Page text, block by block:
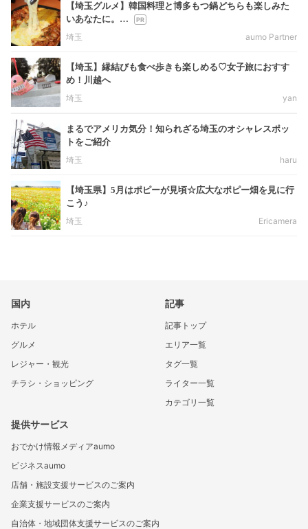
【埼玉グルメ】韓国料理と博多もつ鍋どちらも楽しみた
いあなたに。…
埼玉
aumo Partner
【埼玉】縁結びも食べ歩きも楽しめる♡女子旅におすす
め！川越へ
埼玉
yan
まるでアメリカ気分！知られざる埼玉のオシャレスポッ
トをご紹介
埼玉
haru
【埼玉県】5月はポピーが見頃☆広大なポピー畑を見に行
こう♪
埼玉
Ericamera
国内
ホテル
グルメ
レジャー・観光
チラシ・ショッピング
記事
記事トップ
エリア一覧
タグ一覧
ライター一覧
カテゴリ一覧
提供サービス
おでかけ情報メディアaumo
ビジネスaumo
店舗・施設支援サービスのご案内
企業支援サービスのご案内
自治体・地域団体支援サービスのご案内